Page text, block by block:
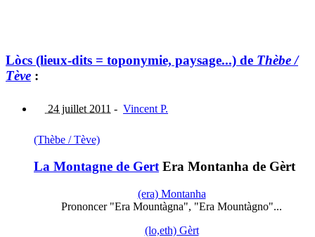
Lòcs (lieux-dits = toponymie, paysage...) de Thèbe /
Tève :
24 juillet 2011 - Vincent P.
(Thèbe / Tève)
La Montagne de GertEra Montanha de Gèrt
(era) Montanha
Prononcer "Era Mountàgna", "Era Mountàgno"...
(lo,eth) Gèrt